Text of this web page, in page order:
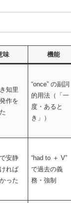
味 機能
知里
作を
“once” の副詞
的用法（「一
度・あると
き」）
安静
れば
った
“had to ＋ V”
で過去の義
務・強制